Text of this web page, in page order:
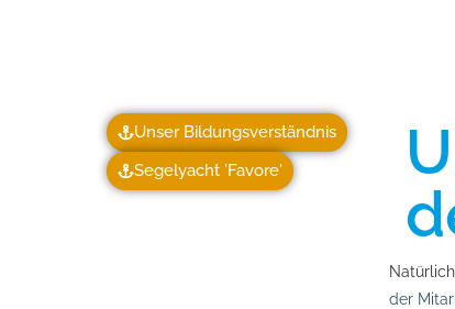
Unser Bildungsverständnis
Segelyacht 'Favore'
der